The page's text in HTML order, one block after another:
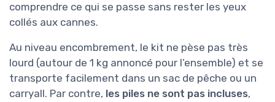
comprendre ce qui se passe sans rester les yeux
collés aux cannes.
Au niveau encombrement, le kit ne pèse pas très
lourd (autour de 1 kg annoncé pour l’ensemble) et se
transporte facilement dans un sac de pêche ou un
carryall. Par contre, les piles ne sont pas incluses,